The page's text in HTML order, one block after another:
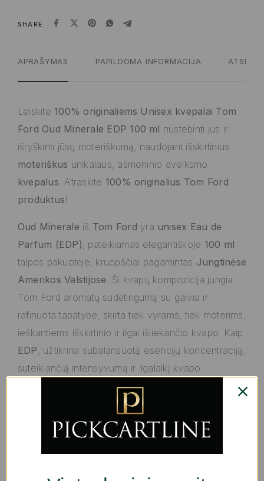
SHARE
APRAŠYMAS PAPILDOMA INFORMACIJA
Leiskite 100% originaliems Unisex kvepalai Tom
Ford Oud Minerale EDP 100 ml nustebinti jus ir
išryškinti jūsų moteriškumą, naudojant išskirtinius
moteriškus unikalaus, asmeninio dvelksmo
kvepalus . Atraskite 100% originalius Tom Ford
produktus!
Oud Minerale iš Tom Ford yra unisex Eau de
Parfum (EDP) , pateikiamas elegantiškoje 100 ml
talpos pakuotėje, kruopščiai pagamintas Jungtinėse
Amerikos Valstijose . Ši kvapų kompozicija jungia
Tom Ford aromatų sudėtingumą su gaivia ir
rafinuota tapatybe, skirta tiek vyrams, tiek moterims,
ieškantiems išskirtinio ir ilgai išliekančio kvapo. Kaip
EDP , užtikrina subalansuotą esencijų koncentraciją,
suteikiančią intensyvumą ir ilgalaikį kvapo
išliekamumą ant odos, tinkamą kasdieniam
naudojimui ar progoms, kai norima palikti subtilų
įspūdį. 100 ml talpa leidžia ilgai naudotis, suteikia
patogumą ir universalumą, puikiai tinka nešiotis
rankinėje ar ant tualetinio staliuko, neužimant daug